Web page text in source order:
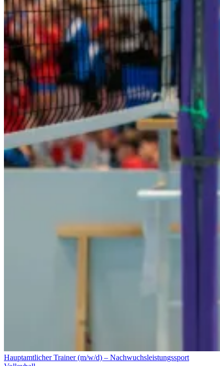
Hauptamtlicher Trainer (m/w/d) – Nachwuchsleistungssport